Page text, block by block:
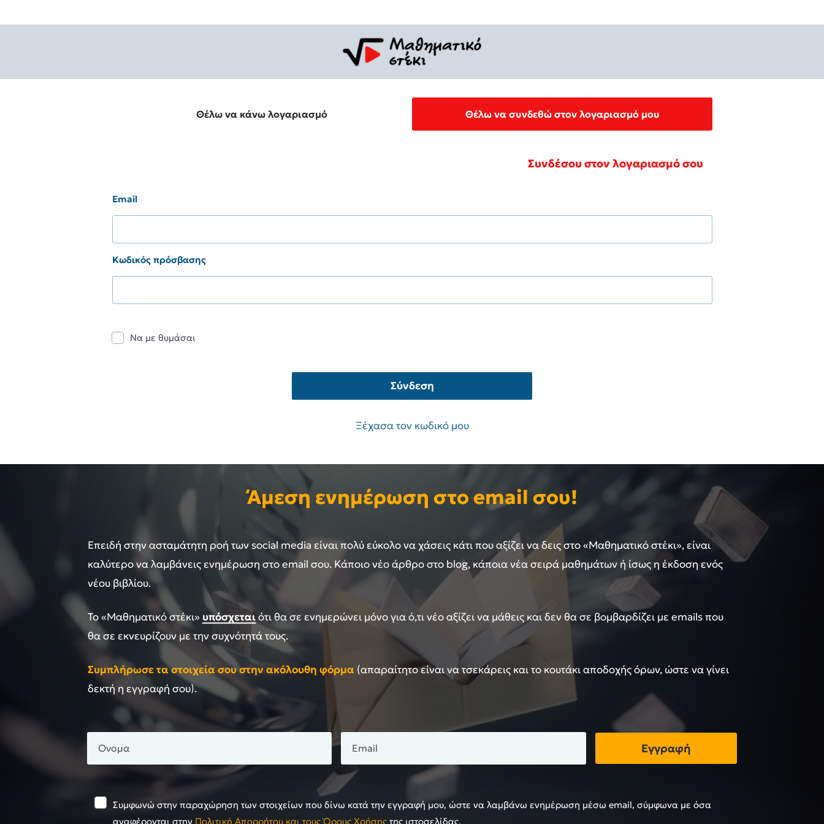
Θέλω να κάνω λογαριασμό Θέλω να συνδεθώ στον λογαριασμό μου
Συνδέσου στον λογαριασμό σου
Email
Κωδικός πρόσβασης
Να με θυμάσαι
Σύνδεση
Ξέχασα τον κωδικό μου
Άμεση ενημέρωση στο email σου!
Επειδή στην ασταμάτητη ροή των social media είναι πολύ εύκολο να χάσεις κάτι που αξίζει να δεις στο «Μαθηματικό στέκι», είναι
καλύτερο να λαμβάνεις ενημέρωση στο email σου. Κάποιο νέο άρθρο στο blog, κάποια νέα σειρά μαθημάτων ή ίσως η έκδοση ενός
νέου βιβλίου.
Το «Μαθηματικό στέκι» υπόσχεταιότι θα σε ενημερώνει μόνο για ό,τι νέο αξίζει να μάθεις και δεν θα σε βομβαρδίζει με emails που
θα σε εκνευρίζουν με την συχνότητά τους.
Συμπλήρωσε τα στοιχεία σου στην ακόλουθη φόρμα (απαραίτητο είναι να τσεκάρεις και το κουτάκι αποδοχής όρων, ώστε να γίνει
δεκτή η εγγραφή σου).
Εγγραφή
Συμφωνώ στην παραχώρηση των στοιχείων που δίνω κατά την εγγραφή μου, ώστε να λαμβάνω ενημέρωση μέσω email, σύμφωνα με όσα
αναφέρονται στην Πολιτική Απορρήτου και τους Όρους Χρήσης της ιστοσελίδας.